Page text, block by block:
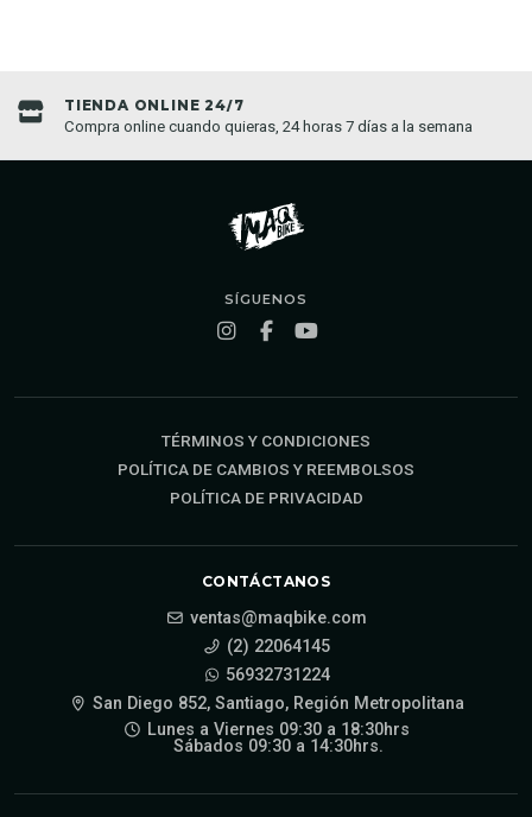
TIENDA ONLINE 24/7
Compra online cuando quieras, 24 horas 7 días a la semana
SÍGUENOS
TÉRMINOS Y CONDICIONES
POLÍTICA DE CAMBIOS Y REEMBOLSOS
POLÍTICA DE PRIVACIDAD
CONTÁCTANOS
ventas@maqbike.com
(2) 22064145
56932731224
San Diego 852, Santiago, Región Metropolitana
Lunes a Viernes 09:30 a 18:30hrs
Sábados 09:30 a 14:30hrs.